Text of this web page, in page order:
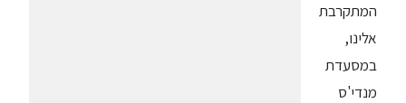
המתקרבת
אלינו,
במסעדת
מנדי'ס